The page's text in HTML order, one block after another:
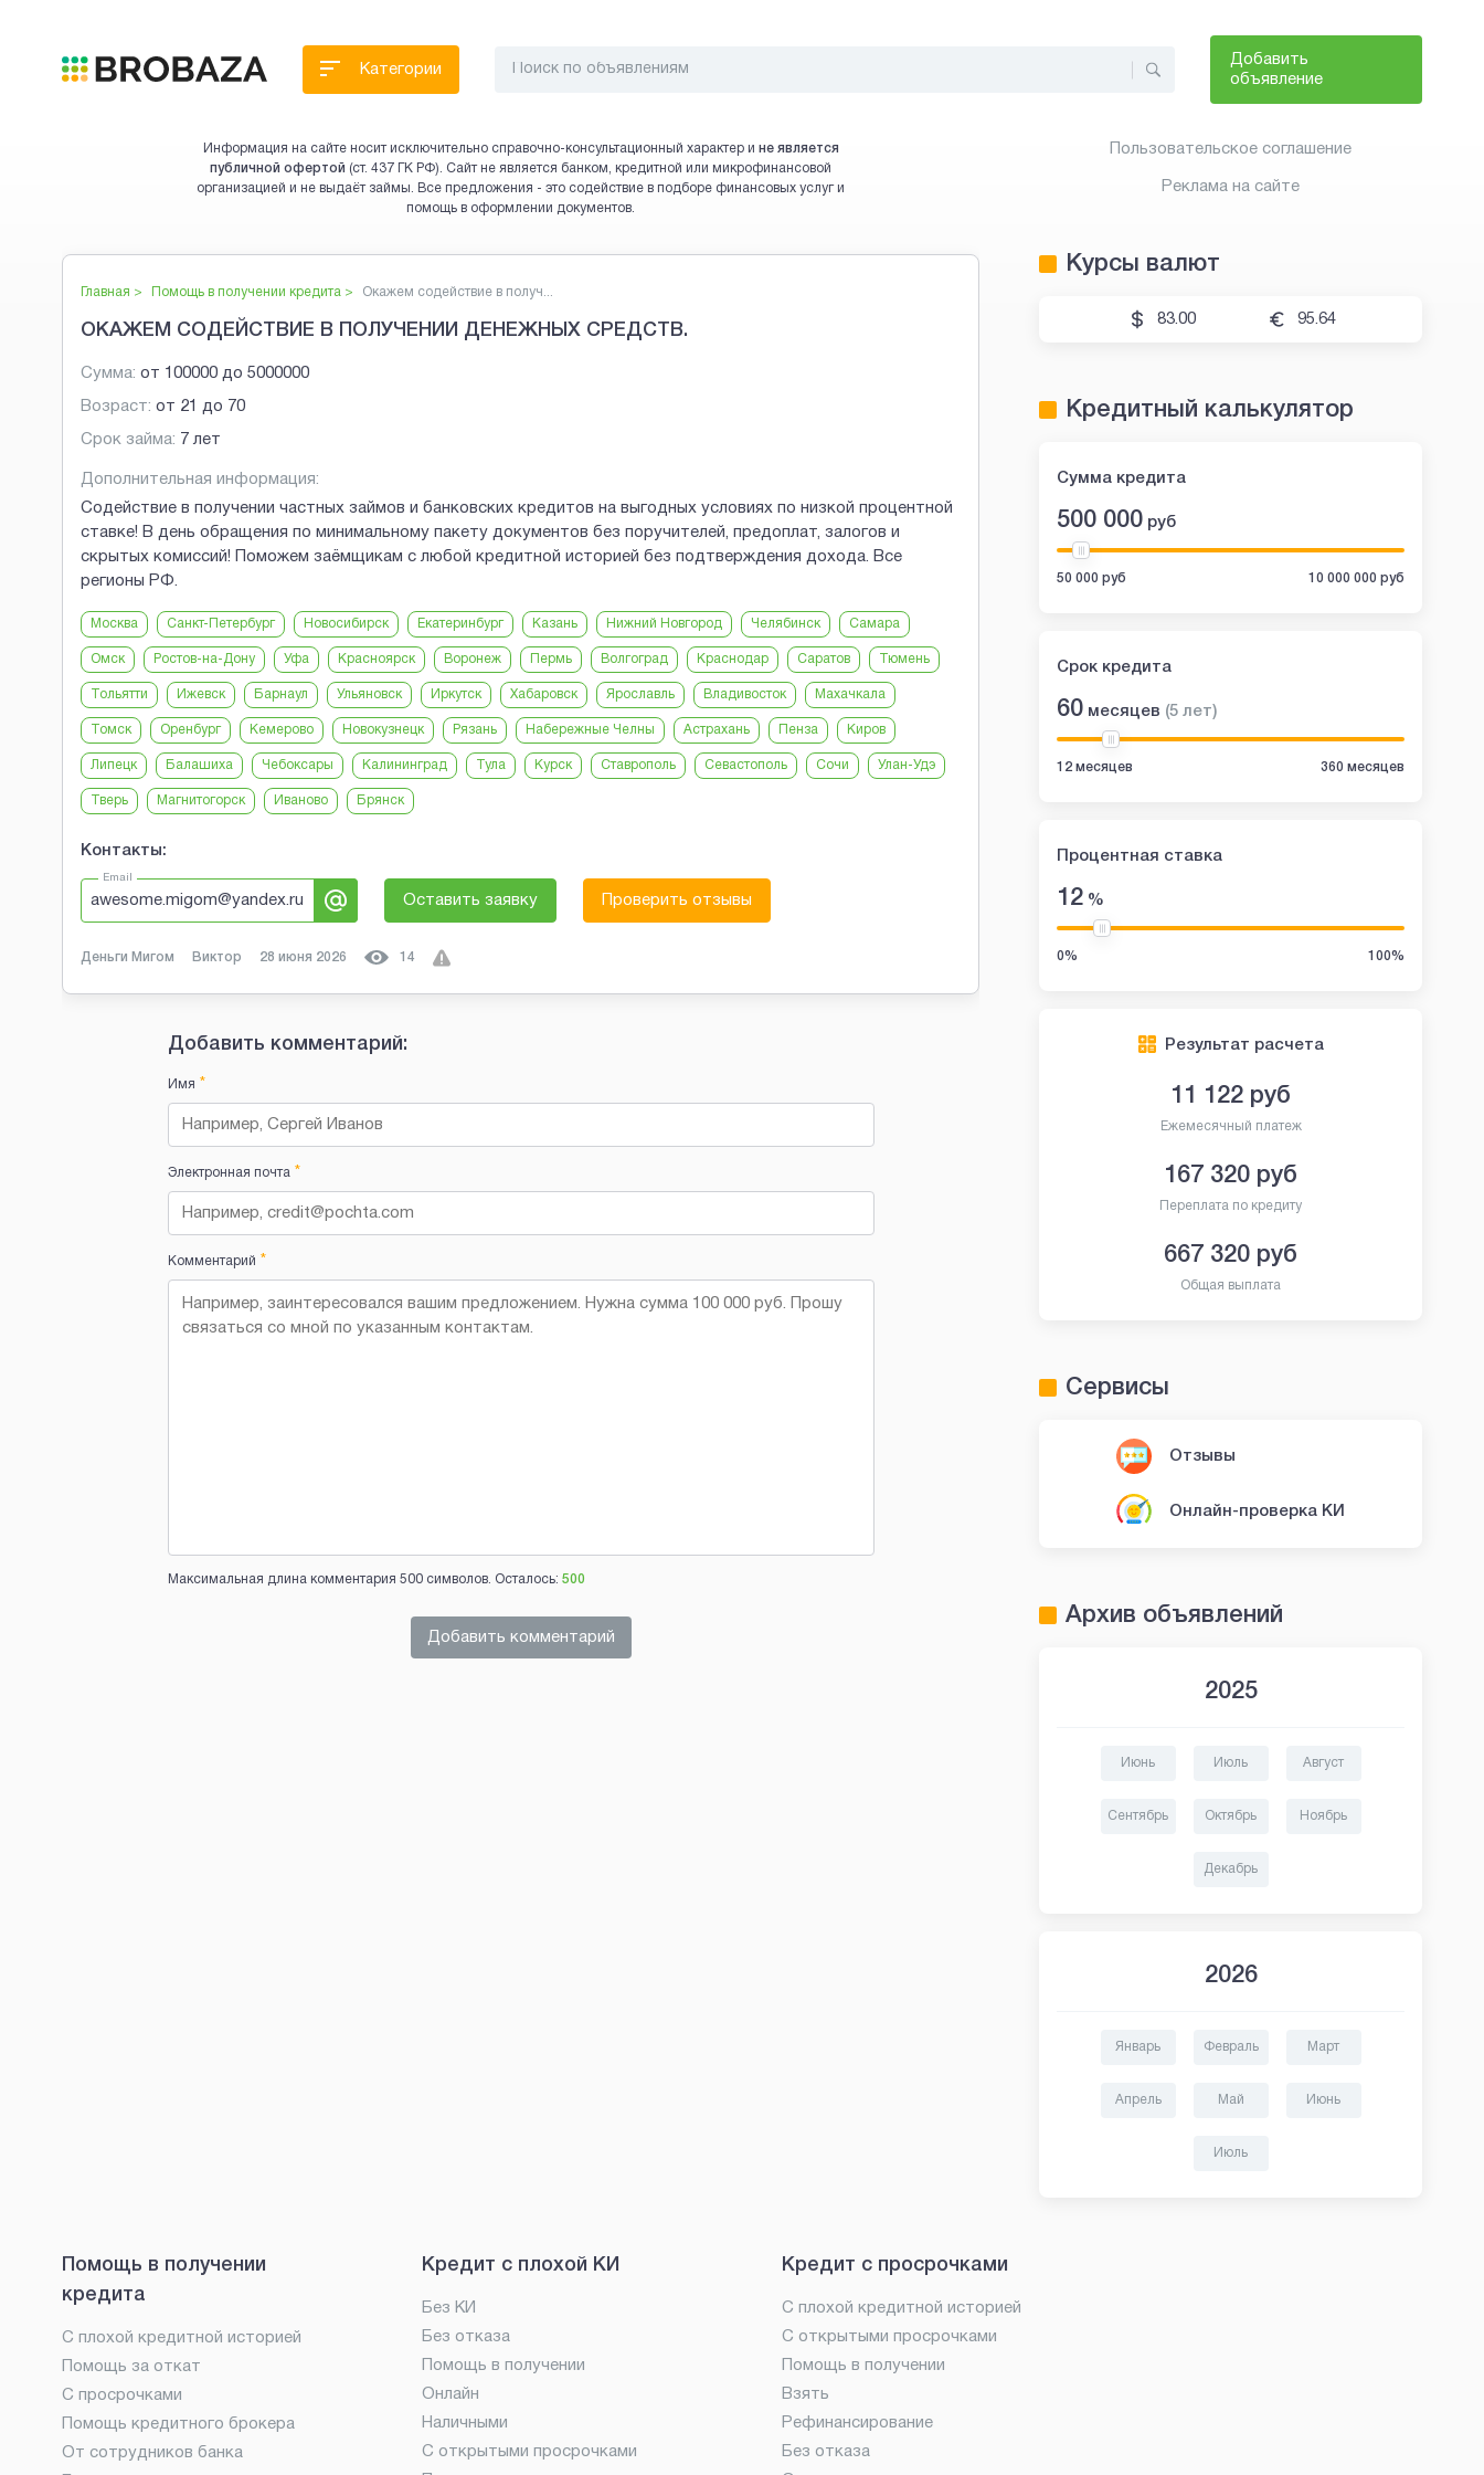
Добавить
объявление
Категории
Информация на сайте носит исключительно справочно-консультационный характер и не является
публичной офертой (ст. 437 ГК РФ). Сайт не является банком, кредитной или микрофинансовой
организацией и не выдаёт займы. Все предложения - это содействие в подборе финансовых услуг и
помощь в оформлении документов.
Главная > Помощь в получении кредита > Окажем содействие в получ...
ОКАЖЕМ СОДЕЙСТВИЕ В ПОЛУЧЕНИИ ДЕНЕЖНЫХ СРЕДСТВ.
Сумма: от 100000 до 5000000
Возраст: от 21 до 70
Срок займа: 7 лет
Дополнительная информация:
Содействие в получении частных займов и банковских кредитов на выгодных условиях по низкой процентной
ставке! В день обращения по минимальному пакету документов без поручителей, предоплат, залогов и
скрытых комиссий! Поможем заёмщикам с любой кредитной историей без подтверждения дохода. Все
регионы РФ.
Москва Санкт-Петербург Новосибирск Екатеринбург Казань Нижний Новгород Челябинск Самара
Омск Ростов-на-Дону Уфа Красноярск Воронеж Пермь Волгоград Краснодар Саратов Тюмень
Тольятти Ижевск Барнаул Ульяновск Иркутск Хабаровск Ярославль Владивосток Махачкала
Томск Оренбург Кемерово Новокузнецк Рязань Набережные Челны Астрахань Пенза Киров
Липецк Балашиха Чебоксары Калининград Тула Курск Ставрополь Севастополь Сочи Улан-Удэ
Тверь Магнитогорск Иваново Брянск
Контакты:
Email
awesome.migom@yandex.ru Оставить заявку Проверить отзывы
Деньги Мигом Виктор 28 июня 2026 14
Добавить комментарий:
Имя *
Электронная почта*
Комментарий *
Максимальная длина комментария 500 символов. Осталось: 500
Добавить комментарий
Пользовательское соглашение
Реклама на сайте
Курсы валют
83.00 95.64
Кредитный калькулятор
Сумма кредита
500 000 руб
50 000 руб 10 000 000 руб
Срок кредита
60 месяцев (5 лет)
12 месяцев 360 месяцев
Процентная ставка
12 %
0% 100%
Результат расчета
11 122 руб
Ежемесячный платеж
167 320 руб
Переплата по кредиту
667 320 руб
Общая выплата
Сервисы
Отзывы
Онлайн-проверка КИ
Архив объявлений
2025
Июнь Июль Август
Сентябрь Октябрь Ноябрь
Декабрь
2026
Январь Февраль Март
Апрель Май Июнь
Июль
Помощь в получении
кредита
С плохой кредитной историей
Помощь за откат
С просрочками
Помощь кредитного брокера
От сотрудников банка
Кредит с плохой КИ
Без КИ
Без отказа
Помощь в получении
Онлайн
Наличными
С открытыми просрочками
Кредит с просрочками
С плохой кредитной историей
С открытыми просрочками
Помощь в получении
Взять
Рефинансирование
Без отказа